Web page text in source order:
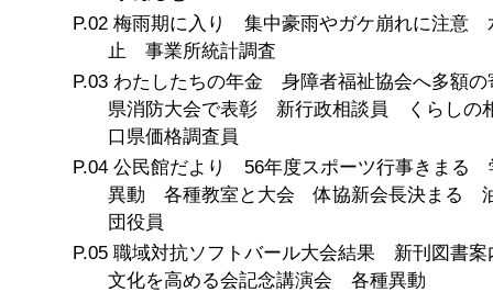
梅雨期に入り 集中豪雨やガケ崩れに注意
止 事業所統計調査
わたしたちの年金 身障者福祉協会へ多額
県消防大会で表彰 新行政相談員 くらしの
口県価格調査員
公民館だより 56年度スポーツ行事きまる
異動 各種教室と大会 体協新会長決まる
団役員
職域対抗ソフトバール大会結果 新刊図書
文化を高める会記念講演会 各種異動